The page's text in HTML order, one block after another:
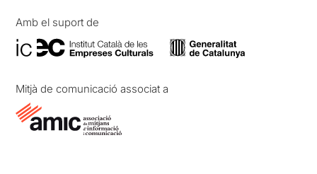
Amb el suport de
Mitjà de comunicació associat a